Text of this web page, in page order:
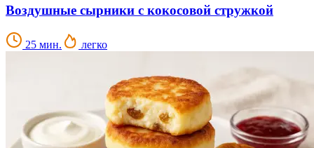
Воздушные сырники с кокосовой стружкой
25 мин. легко